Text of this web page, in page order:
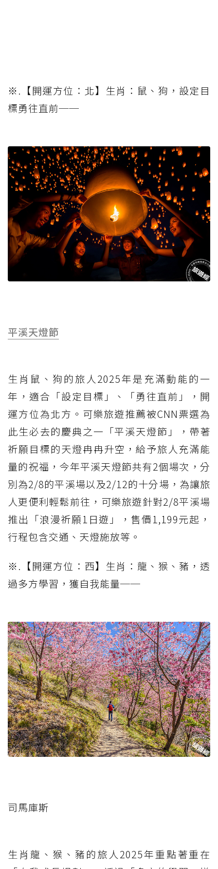
※.【開運方位：北】生肖：鼠、狗，設定目
標勇往直前──
平溪天燈節
生肖鼠、狗的旅人2025年是充滿動能的一
年，適合「設定目標」、「勇往直前」，開
運方位為北方。可樂旅遊推薦被CNN票選為
此生必去的慶典之一「平溪天燈節」，帶著
祈願目標的天燈冉冉升空，給予旅人充滿能
量的祝福，今年平溪天燈節共有2個場次，分
別為2/8的平溪場以及2/12的十分場，為讓旅
人更便利輕鬆前往，可樂旅遊針對2/8平溪場
推出「浪漫祈願1日遊」，售價1,199元起，
行程包含交通、天燈施放等。
※.【開運方位：西】生肖：龍、猴、豬，透
過多方學習，獲自我能量──
司馬庫斯
生肖龍、猴、豬的旅人2025年重點著重在